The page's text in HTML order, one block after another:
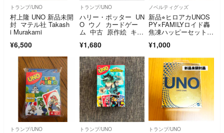
トランプ/UNO
村上隆 UNO 新品未開
封 マテル社 Takash
i Murakami
¥6,500
トランプ/UNO
ハリー・ポッター UN
O ウノ カードゲー
ム 中古 原作絵 キャ
¥1,680
ノベルティグッズ
新品⭐︎ヒロアカUNOS
PY×FAMILYロイド轟
焦凍ハッピーセットマ
¥1,000
トランプ/UNO トランプ/UNO トランプ/UNO